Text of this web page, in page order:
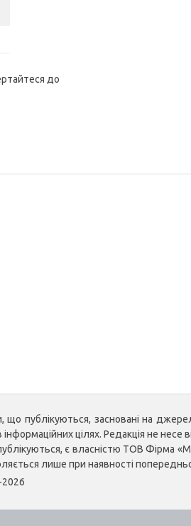
до
що публікуються, засновані на
цілях. Редакція не несе
є власністю ТОВ Фірма
лише при наявності